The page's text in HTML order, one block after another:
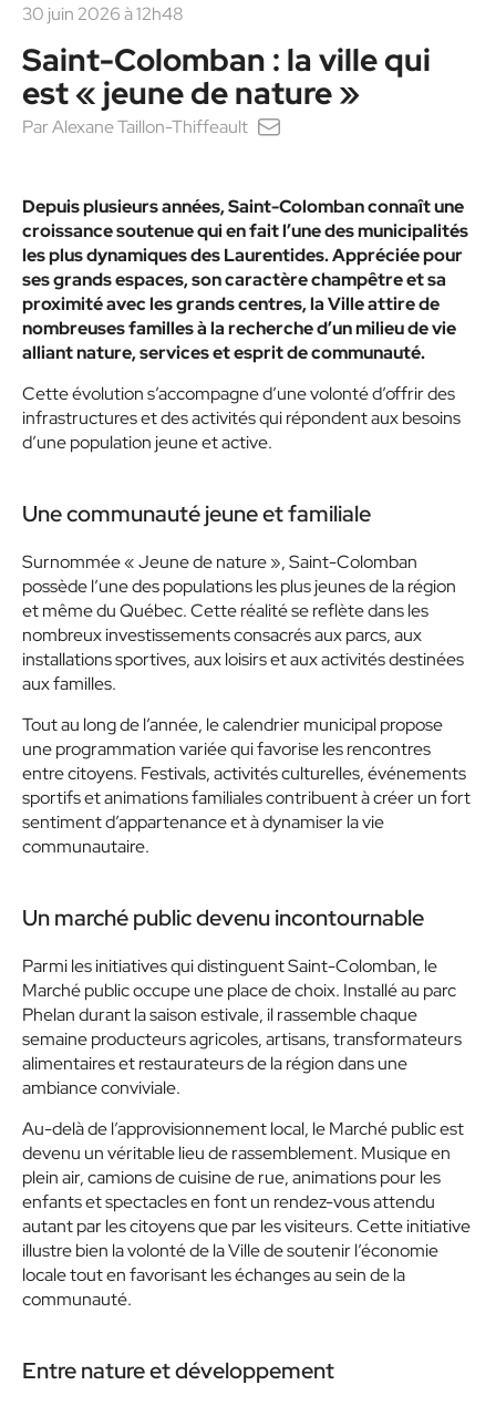
30 juin 2026 à 12h48
Saint-Colomban : la ville qui
est « jeune de nature »
ParAlexane Taillon-Thiffeault
Depuis plusieurs années, Saint-Colomban connaît une
croissance soutenue qui en fait l’une des municipalités
les plus dynamiques des Laurentides. Appréciée pour
ses grands espaces, son caractère champêtre et sa
proximité avec les grands centres, la Ville attire de
nombreuses familles à la recherche d’un milieu de vie
alliant nature, services et esprit de communauté.
Cette évolution s’accompagne d’une volonté d’offrir des
infrastructures et des activités qui répondent aux besoins
d’une population jeune et active.
Une communauté jeune et familiale
Surnommée « Jeune de nature », Saint-Colomban
possède l’une des populations les plus jeunes de la région
et même du Québec. Cette réalité se reflète dans les
nombreux investissements consacrés aux parcs, aux
installations sportives, aux loisirs et aux activités destinées
aux familles.
Tout au long de l’année, le calendrier municipal propose
une programmation variée qui favorise les rencontres
entre citoyens. Festivals, activités culturelles, événements
sportifs et animations familiales contribuent à créer un fort
sentiment d’appartenance et à dynamiser la vie
communautaire.
Un marché public devenu incontournable
Parmi les initiatives qui distinguent Saint-Colomban, le
Marché public occupe une place de choix. Installé au parc
Phelan durant la saison estivale, il rassemble chaque
semaine producteurs agricoles, artisans, transformateurs
alimentaires et restaurateurs de la région dans une
ambiance conviviale.
Au-delà de l’approvisionnement local, le Marché public est
devenu un véritable lieu de rassemblement. Musique en
plein air, camions de cuisine de rue, animations pour les
enfants et spectacles en font un rendez-vous attendu
autant par les citoyens que par les visiteurs. Cette initiative
illustre bien la volonté de la Ville de soutenir l’économie
locale tout en favorisant les échanges au sein de la
communauté.
Entre nature et développement